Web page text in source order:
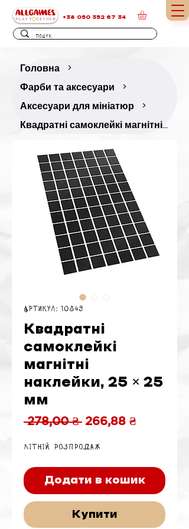
+38 050 352 67 34
Головна >
Фарби та аксесуари >
Аксесуари для мініатюр >
Квадратні самоклейкі магнітні наклейки, 25 × 25 мм
Артикул: 10849
Квадратні
самоклейкі
магнітні
наклейки, 25 × 25
мм
278,00 ₴ Звичайна
266,88 ₴За
Літній розпродаж
Додати в кошик
Купити